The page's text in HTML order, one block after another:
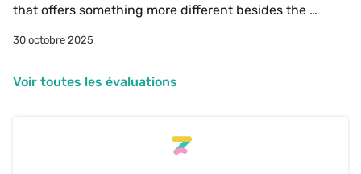
that offers something more different besides the
30 octobre 2025
Voir toutes les évaluations